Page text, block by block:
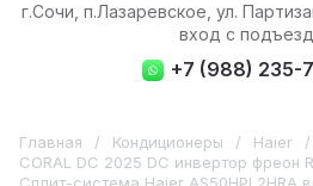
г.Сочи, п.Лазаревское, ул.
вход с
+7 (988) 235-
Главная / Кондиционеры / Haier
/
CORAL DC 2025 DC инвертор фреон